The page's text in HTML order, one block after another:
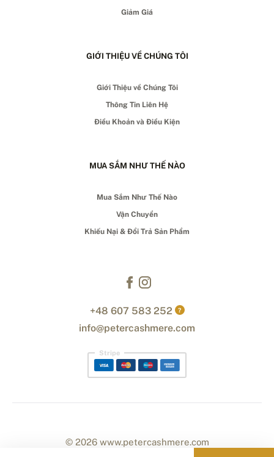
Giảm Giá
GIỚI THIỆU VỀ CHÚNG TÔI
Giới Thiệu về Chúng Tôi
Thông Tin Liên Hệ
Điều Khoản và Điều Kiện
MUA SẮM NHƯ THẾ NÀO
Mua Sắm Như Thế Nào
Vận Chuyển
Khiếu Nại & Đổi Trả Sản Phẩm
+48 607 583 252 ?
info@petercashmere.com
Stripe
© 2026 www.petercashmere.com